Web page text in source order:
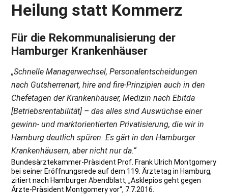
Heilung statt Kommerz
Für die Rekommunalisierung der
Hamburger Krankenhäuser
„Schnelle Managerwechsel, Personalentscheidungen
nach Gutsherrenart, hire and fire-Prinzipien auch in den
Chefetagen der Krankenhäuser, Medizin nach Ebitda
[Betriebsrentabilität] – das alles sind Auswüchse einer
gewinn- und marktorientierten Privatisierung, die wir in
Hamburg deutlich spüren. Es gärt in den Hamburger
Krankenhäusern, aber nicht nur da.“
Bundesärztekammer-Präsident Prof. Frank Ulrich Montgomery
bei seiner Eröffnungsrede auf dem 119. Ärztetag in Hamburg,
zitiert nach Hamburger Abendblatt, „Asklepios geht gegen
Ärzte-Präsident Montgomery vor“, 7.7.2016.